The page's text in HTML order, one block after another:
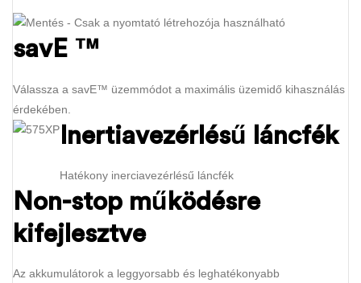
savE ™
Válassza a savE™ üzemmódot a maximális üzemidő kihasználás
érdekében.
Inertiavezérlésű láncfék
Hatékony inerciavezérlésű láncfék
Non-stop működésre
kifejlesztve
Az akkumulátorok a leggyorsabb és leghatékonyabb